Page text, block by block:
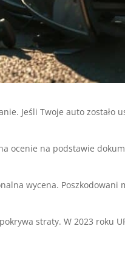
Jeśli Twoje auto zostało
ocenie na podstawie
wycena.
straty. W 2023 roku